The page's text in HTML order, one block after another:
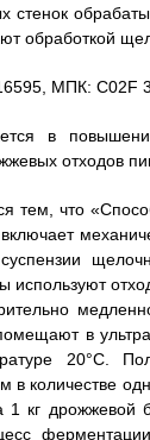
обработкой
МПК: C02F
в
отходов
тем, что
используют
в
20°C.
количестве
кг дрожжевой